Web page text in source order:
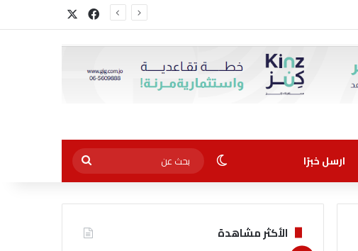
فيسبوك
ارسل خبرًا الوضع المظلم
بحث
عن
الأكثر مشاهدة